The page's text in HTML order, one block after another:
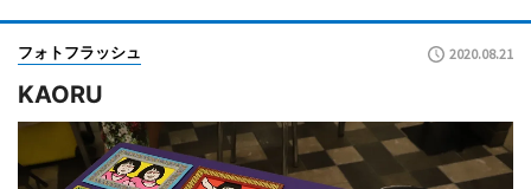
フォトフラッシュ 2020.08.21
KAORU